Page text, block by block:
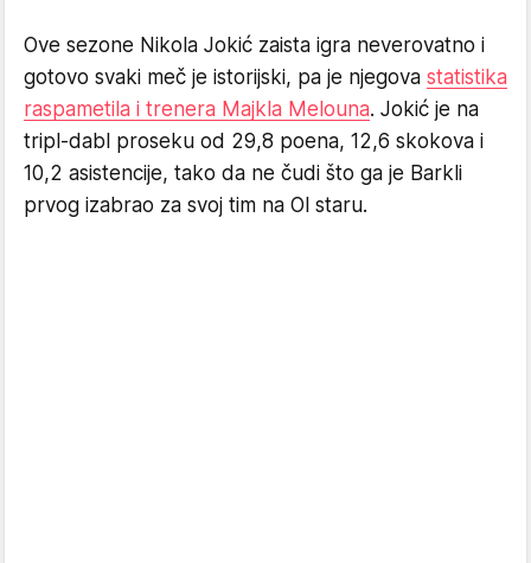
Ove sezone Nikola Jokić zaista igra neverovatno i
gotovo svaki meč je istorijski, pa je njegova statistika
raspametila i trenera Majkla Melouna. Jokić je na
tripl-dabl proseku od 29,8 poena, 12,6 skokova i
10,2 asistencije, tako da ne čudi što ga je Barkli
prvog izabrao za svoj tim na Ol staru.